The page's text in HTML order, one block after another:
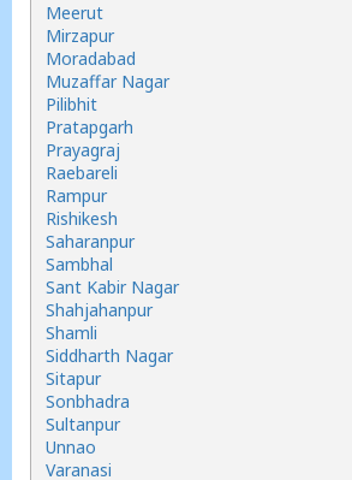
Meerut
Mirzapur
Moradabad
Muzaffar Nagar
Pilibhit
Pratapgarh
Prayagraj
Raebareli
Rampur
Rishikesh
Saharanpur
Sambhal
Sant Kabir Nagar
Shahjahanpur
Shamli
Siddharth Nagar
Sitapur
Sonbhadra
Sultanpur
Unnao
Varanasi